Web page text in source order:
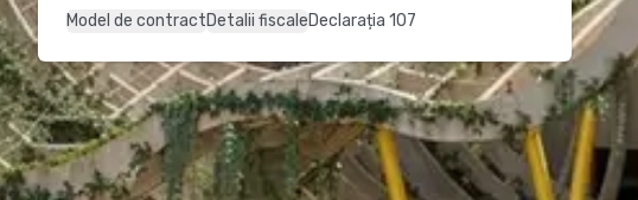
Model de contractDetalii fiscaleDeclarația 107